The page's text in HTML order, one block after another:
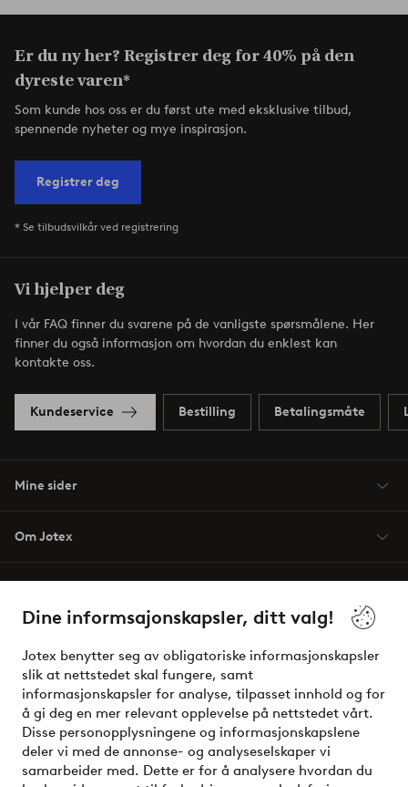
Dine informsajonskapsler, ditt valg!
Jotex benytter seg av obligatoriske informasjonskapsler
slik at nettstedet skal fungere, samt
informasjonskapsler for analyse, tilpasset innhold og for
å gi deg en mer relevant opplevelse på nettstedet vårt.
Disse personopplysningene og informasjonskapslene
deler vi med de annonse- og analyseselskaper vi
samarbeider med. Dette er for å analysere hvordan du
Er du ny her? Registrer deg for 40% på den
dyreste varen*
Som kunde hos oss er du først ute med eksklusive tilbud,
spennende nyheter og mye inspirasjon.
Registrer deg
* Se tilbudsvilkår ved registrering
Vi hjelper deg
I vår FAQ finner du svarene på de vanligste spørsmålene. Her
finner du også informasjon om hvordan du enklest kan
kontakte oss.
Kundeservice Bestilling Betalingsmåte
Mine sider
Om Jotex
Venner
Sikre betalinger - Betal direkte eller del opp